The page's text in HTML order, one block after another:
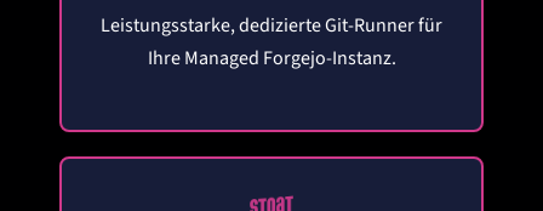
Leistungsstarke, dedizierte Git-Runner für
Ihre Managed Forgejo-Instanz.